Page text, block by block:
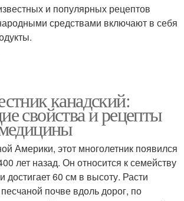
и популярных рецептов
средствами включают в себя
канадский:
свойства и рецепты
Америки, этот многолетник появился
лет назад. Он относится к семейству
60 см в высоту. Расти
почве вдоль дорог, по